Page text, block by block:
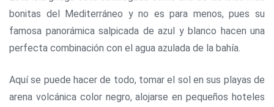
bonitas del Mediterráneo y no es para menos, pues su
famosa panorámica salpicada de azul y blanco hacen una
perfecta combinación con el agua azulada de la bahía.
Aquí se puede hacer de todo, tomar el sol en sus playas de
arena volcánica color negro, alojarse en pequeños hoteles